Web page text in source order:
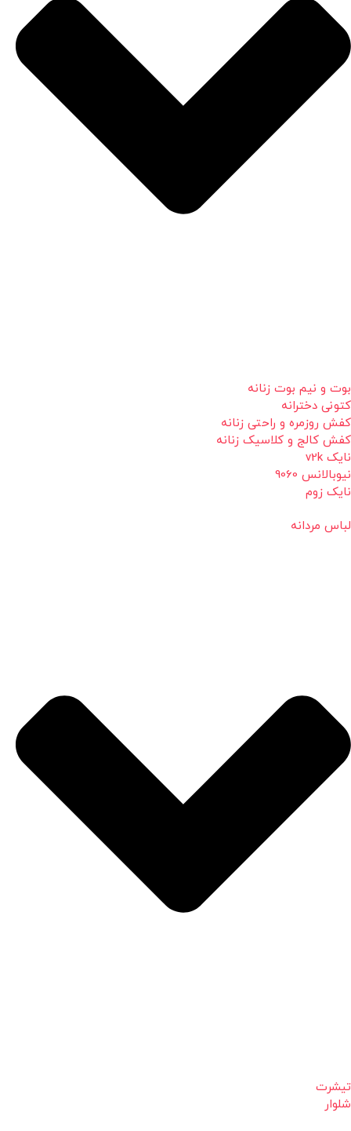
بوت و نیم بوت زنانه
کتونی دخترانه
کفش روزمره و راحتی زنانه
کفش کالج و کلاسیک زنانه
نایک v2k
نیوبالانس 9060
نایک زوم
لباس مردانه
تیشرت
شلوار